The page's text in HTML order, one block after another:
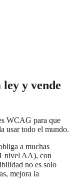
ley y vende
WCAG para que
usar todo el mundo.
a muchas
nivel AA), con
no es solo
mejora la